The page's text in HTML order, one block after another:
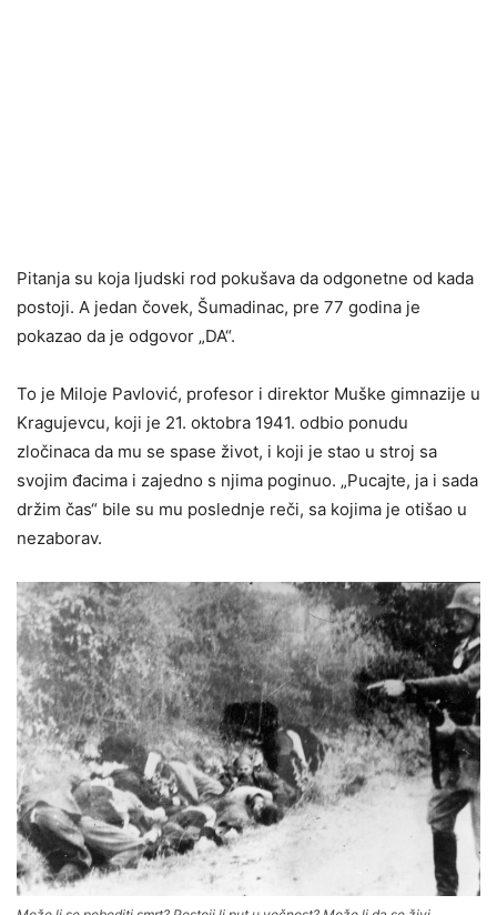
Pitanja su koja ljudski rod pokušava da odgonetne od kada
postoji. A jedan čovek, Šumadinac, pre 77 godina je
pokazao da je odgovor „DA“.
To je Miloje Pavlović, profesor i direktor Muške gimnazije u
Kragujevcu, koji je 21. oktobra 1941. odbio ponudu
zločinaca da mu se spase život, i koji je stao u stroj sa
svojim đacima i zajedno s njima poginuo. „Pucajte, ja i sada
držim čas“ bile su mu poslednje reči, sa kojima je otišao u
nezaborav.